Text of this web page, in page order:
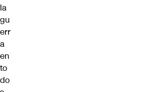
la
gu
err
a
en
to
do